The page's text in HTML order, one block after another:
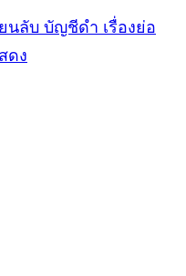
นลับ บัญชีดำ เรื่องย่อ
ดง